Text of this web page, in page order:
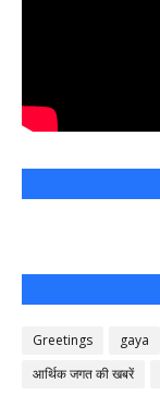
Greetings gaya
आर्थिक जगत की खबरें